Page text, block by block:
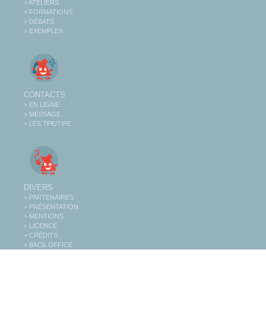
> ATELIERS
> FORMATIONS
> DÉBATS
> EXEMPLES
CONTACTS
> EN LIGNE
> MESSAGE
> LES TPE/TIPE
DIVERS
> PARTENAIRES
> PRÉSENTATION
> MENTIONS
> LICENCE
> CRÉDITS
> BACK OFFICE